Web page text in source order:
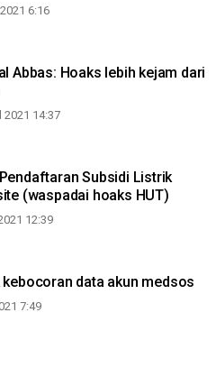
6:16
Abbas: Hoaks lebih kejam dari
14:37
Subsidi Listrik
(waspadai hoaks HUT)
12:39
data akun medsos
7:49